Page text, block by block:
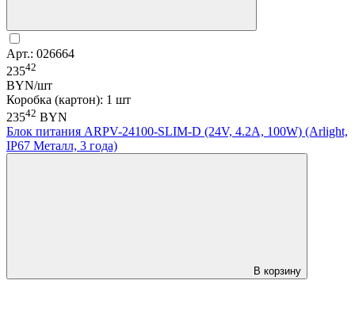
Арт.: 026664
23542
BYN/шт
Коробка (картон): 1 шт
23542 BYN
Блок питания ARPV-24100-SLIM-D (24V, 4.2A, 100W) (Arlight,
IP67 Металл, 3 года)
В корзину